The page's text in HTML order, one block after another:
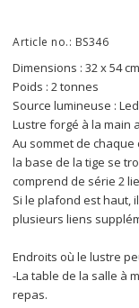
Article no.: BS346
Dimensions : 32 x 54 cm
Poids : 2 tonnes
Source lumineuse :
Lustre forgé à la main
Au sommet de
la base de la tige se
comprend de série 2
Si le plafond est haut,
plusieurs liens
Endroits où le lustre
-La table de la salle à
repas.